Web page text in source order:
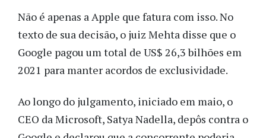
Não é apenas a Apple que fatura com isso. No
texto de sua decisão, o juiz Mehta disse que o
Google pagou um total de US$ 26,3 bilhões em
2021 para manter acordos de exclusividade.
Ao longo do julgamento, iniciado em maio, o
CEO da Microsoft, Satya Nadella, depôs contra o